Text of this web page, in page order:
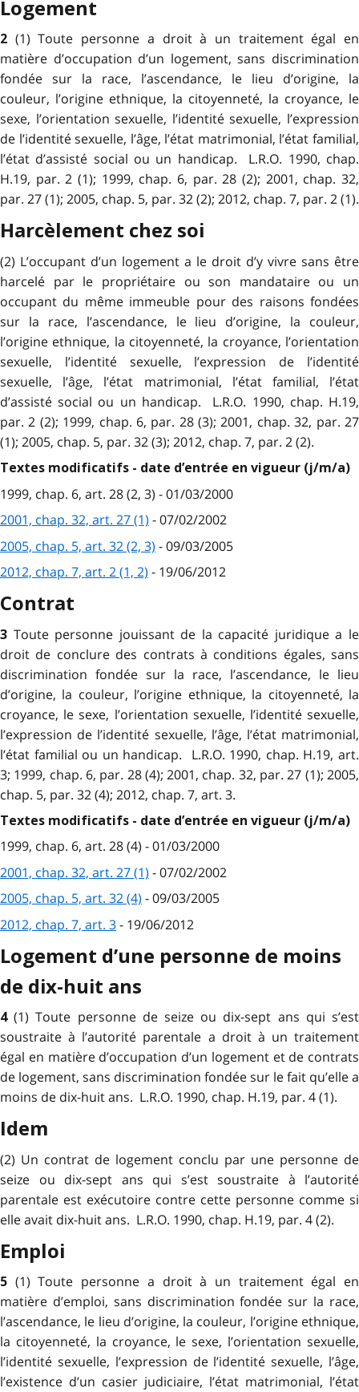
Logement
2 (1) Toute personne a droit à un traitement égal en
matière d’occupation d’un logement, sans discrimination
fondée sur la race, l’ascendance, le lieu d’origine, la
couleur, l’origine ethnique, la citoyenneté, la croyance, le
sexe, l’orientation sexuelle, l’identité sexuelle, l’expression
de l’identité sexuelle, l’âge, l’état matrimonial, l’état familial,
l’état d’assisté social ou un handicap. L.R.O. 1990, chap.
H.19, par. 2 (1); 1999, chap. 6, par. 28 (2); 2001, chap. 32,
par. 27 (1); 2005, chap. 5, par. 32 (2); 2012, chap. 7, par. 2 (1).
Harcèlement chez soi
(2) L’occupant d’un logement a le droit d’y vivre sans être
harcelé par le propriétaire ou son mandataire ou un
occupant du même immeuble pour des raisons fondées
sur la race, l’ascendance, le lieu d’origine, la couleur,
l’origine ethnique, la citoyenneté, la croyance, l’orientation
sexuelle, l’identité sexuelle, l’expression de l’identité
sexuelle, l’âge, l’état matrimonial, l’état familial, l’état
d’assisté social ou un handicap. L.R.O. 1990, chap. H.19,
par. 2 (2); 1999, chap. 6, par. 28 (3); 2001, chap. 32, par. 27
(1); 2005, chap. 5, par. 32 (3); 2012, chap. 7, par. 2 (2).
Textes modificatifs - date d’entrée en vigueur (j/m/a)
1999, chap. 6, art. 28 (2, 3) - 01/03/2000
2001, chap. 32, art. 27 (1) - 07/02/2002
2005, chap. 5, art. 32 (2, 3) - 09/03/2005
2012, chap. 7, art. 2 (1, 2) - 19/06/2012
Contrat
3 Toute personne jouissant de la capacité juridique a le
droit de conclure des contrats à conditions égales, sans
discrimination fondée sur la race, l’ascendance, le lieu
d’origine, la couleur, l’origine ethnique, la citoyenneté, la
croyance, le sexe, l’orientation sexuelle, l’identité sexuelle,
l’expression de l’identité sexuelle, l’âge, l’état matrimonial,
l’état familial ou un handicap. L.R.O. 1990, chap. H.19, art.
3; 1999, chap. 6, par. 28 (4); 2001, chap. 32, par. 27 (1); 2005,
chap. 5, par. 32 (4); 2012, chap. 7, art. 3.
Textes modificatifs - date d’entrée en vigueur (j/m/a)
1999, chap. 6, art. 28 (4) - 01/03/2000
2001, chap. 32, art. 27 (1) - 07/02/2002
2005, chap. 5, art. 32 (4) - 09/03/2005
2012, chap. 7, art. 3- 19/06/2012
Logement d’une personne de moins
de dix-huit ans
4(1) Toute personne de seize ou dix-sept ans qui s’est
soustraite à l’autorité parentale a droit à un traitement
égal en matière d’occupation d’un logement et de contrats
de logement, sans discrimination fondée sur le fait qu’elle a
moins de dix-huit ans. L.R.O. 1990, chap. H.19, par. 4 (1).
Idem
(2) Un contrat de logement conclu par une personne de
seize ou dix-sept ans qui s’est soustraite à l’autorité
parentale est exécutoire contre cette personne comme si
elle avait dix-huit ans. L.R.O. 1990, chap. H.19, par. 4 (2).
Emploi
5 (1) Toute personne a droit à un traitement égal en
matière d’emploi, sans discrimination fondée sur la race,
l’ascendance, le lieu d’origine, la couleur, l’origine ethnique,
la citoyenneté, la croyance, le sexe, l’orientation sexuelle,
l’identité sexuelle, l’expression de l’identité sexuelle, l’âge,
l’existence d’un casier judiciaire, l’état matrimonial, l’état